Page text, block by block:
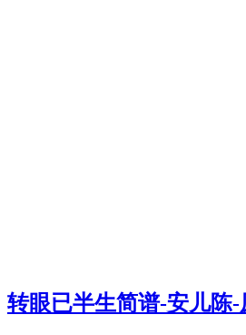
转眼已半生简谱-安儿陈-